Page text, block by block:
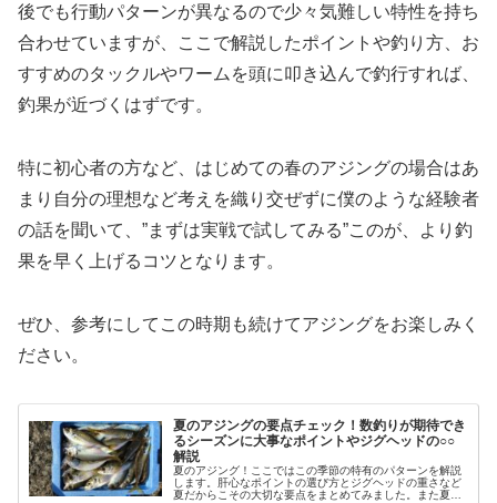
後でも行動パターンが異なるので少々気難しい特性を持ち
合わせていますが、ここで解説したポイントや釣り方、お
すすめのタックルやワームを頭に叩き込んで釣行すれば、
釣果が近づくはずです。
特に初心者の方など、はじめての春のアジングの場合はあ
まり自分の理想など考えを織り交ぜずに僕のような経験者
の話を聞いて、”まずは実戦で試してみる”このが、より釣
果を早く上げるコツとなります。
ぜひ、参考にしてこの時期も続けてアジングをお楽しみく
ださい。
夏のアジングの要点チェック！数釣りが期待でき
るシーズンに大事なポイントやジグヘッドの○○
解説
夏のアジング！ここではこの季節の特有のパターンを解説
します。肝心なポイントの選び方とジグヘッドの重さなど
夏だからこその大切な要点をまとめてみました。また夏の